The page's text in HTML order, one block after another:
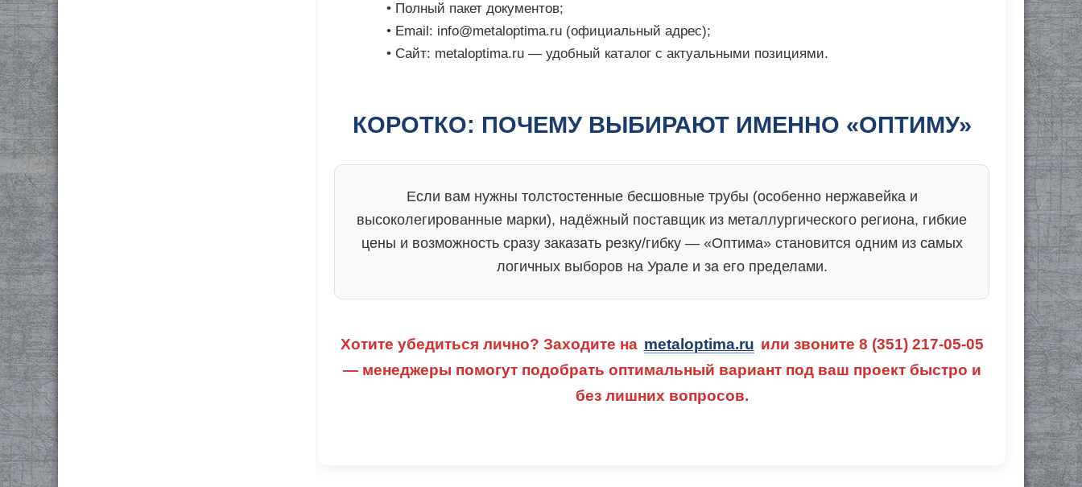
• Полный пакет документов;
• Email: info@metaloptima.ru (официальный адрес);
• Сайт: metaloptima.ru — удобный каталог с актуальными позициями.
КОРОТКО: ПОЧЕМУ ВЫБИРАЮТ ИМЕННО «ОПТИМУ»
Если вам нужны толстостенные бесшовные трубы (особенно нержавейка и
высоколегированные марки), надёжный поставщик из металлургического региона, гибкие
цены и возможность сразу заказать резку/гибку — «Оптима» становится одним из самых
логичных выборов на Урале и за его пределами.
Хотите убедиться лично? Заходите на metaloptima.ru или звоните 8 (351) 217-05-05
— менеджеры помогут подобрать оптимальный вариант под ваш проект быстро и
без лишних вопросов.